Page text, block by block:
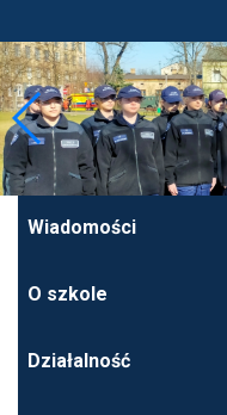
Wiadomości
O szkole
Działalność